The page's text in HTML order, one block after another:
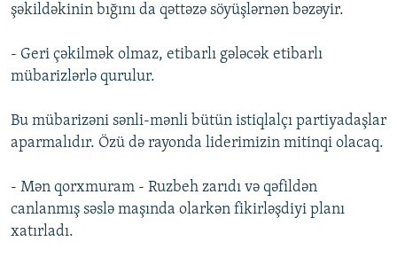
şəkildəkinin bığını da qəttəzə söyüşlərnən bəzəyir.
- Geri çəkilmək olmaz, etibarlı gələcək etibarlı
mübarizlərlə qurulur.
Bu mübarizəni sənli-mənli bütün istiqlalçı partiyadaşlar
aparmalıdır. Özü də rayonda liderimizin mitinqi olacaq.
- Mən qorxmuram - Ruzbeh zarıdı və qəfildən
canlanmış səslə maşında olarkən fikirləşdiyi planı
xatırladı.